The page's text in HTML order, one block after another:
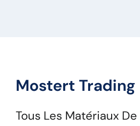
Mostert Trading
Tous Les Matériaux De